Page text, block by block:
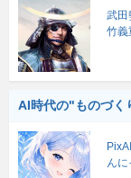
武
竹義
AI時代の"ものづく
んに